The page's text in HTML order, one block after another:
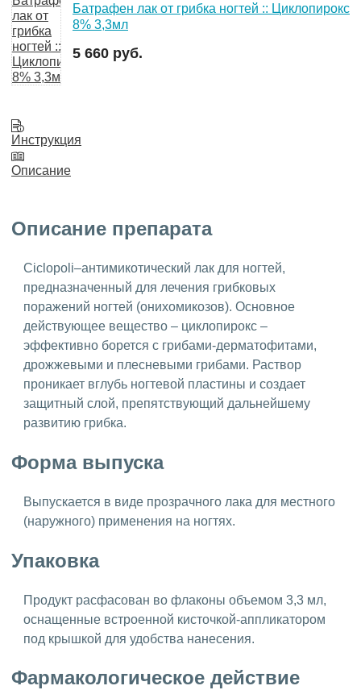
Батрафен лак от грибка ногтей :: Циклопирокс
8% 3,3мл
5 660 руб.
Инструкция
Описание
Описание препарата
Ciclopoli–антимикотический лак для ногтей,
предназначенный для лечения грибковых
поражений ногтей (онихомикозов). Основное
действующее вещество – циклопирокс –
эффективно борется с грибами-дерматофитами,
дрожжевыми и плесневыми грибами. Раствор
проникает вглубь ногтевой пластины и создает
защитный слой, препятствующий дальнейшему
развитию грибка.
Форма выпуска
Выпускается в виде прозрачного лака для местного
(наружного) применения на ногтях.
Упаковка
Продукт расфасован во флаконы объемом 3,3 мл,
оснащенные встроенной кисточкой-аппликатором
под крышкой для удобства нанесения.
Фармакологическое действие